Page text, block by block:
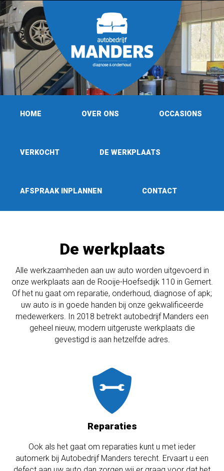
HOME OVER ONS OCCASIONS
VERKOCHT DE WERKPLAATS
AFSPRAAK INPLANNEN CONTACT
De werkplaats
Alle werkzaamheden aan uw auto worden uitgevoerd in
onze werkplaats aan de Rooije-Hoefsedijk 110 in Gemert.
Of het nu gaat om reparatie, onderhoud, diagnose of apk;
uw auto is in goede handen bij onze gekwalificeerde
medewerkers. In 2018 betrekt autobedrijf Manders een
geheel nieuw, modern uitgeruste werkplaats die
gevestigd is aan hetzelfde adres.
Reparaties
Ook als het gaat om reparaties kunt u met ieder
automerk bij Autobedrijf Manders terecht. Ervaart u een